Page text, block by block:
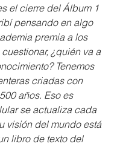
el cierre del Álbum 1
pensando en algo
premia a los
¿quién va a
Tenemos
criadas con
años. Eso es
se actualiza cada
visión del mundo está
libro de texto del